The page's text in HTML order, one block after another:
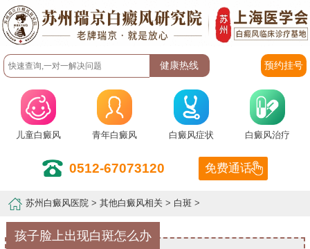
预约挂号
儿童白癜风 青年白癜风 白癜风症状 白癜风治疗
0512-67073120 免费通话
苏州白癜风医院 >其他白癜风相关 > 白斑 >
孩子脸上出现白斑怎么办